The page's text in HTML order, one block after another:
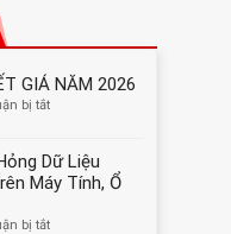
GIÁ NĂM 2026
bị tắtở
YẾT
GIÁ
2026
Dữ Liệu
Máy Tính, Ổ
bị tắtở